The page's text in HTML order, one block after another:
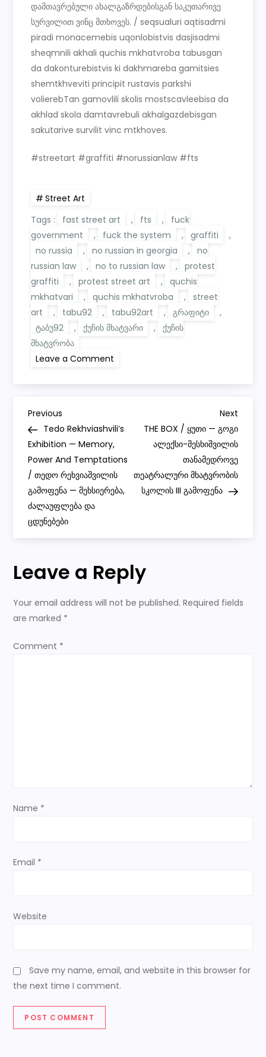
დამთავრებული ახალგაზრდებისგან საკუთარივე
სურვილით ვინც მთხოვეს. / seqsualuri aqtisadmi
piradi monacemebis uqonlobistvis dasjisadmi
sheqmnili akhali quchis mkhatvroba tabusgan
da dakonturebistvis ki dakhmareba gamitsies
shemtkhveviti principit rustavis parkshi
volierebTan gamovlili skolis mostscavleebisa da
akhlad skola damtavrebuli akhalgazdebisgan
sakutarive survilit vinc mtkhoves.
#streetart #graffiti #norussianlaw #fts
Street Art
Tags :
fast street art , fts ,
fuck
government
, fuck the system , graffiti
,
no russia
, no russian in georgia ,
no
russian law
, no to russian law ,
protest
graffiti
, protest street art ,
quchis
mkhatvari
, quchis mkhatvroba ,
street
art
, tabu92 , tabu92art , გრაფიტი
,
ტაბუ92
, ქუჩის მხატვარი ,
ქუჩის
მხატვრობა
Leave a Comment
პირადი
ახალი
მხატვრობა
P
o
s
t
n
v
i
g
Previous
Post
Previous
Tedo Rekhviashvili’s
Exhibition — Memory,
Power And Temptations
/ თედო რეხვიაშვილის
გამოფენა — მეხსიერება,
ძალაუფლება და
ცდუნებები
Next
Post
Next
THE BOX / ყუთი — გოგი
ალექსი-მესხიშვილის
თანამედროვე
თეატრალური მხატვრობის
სკოლის III გამოფენა
Leave a Reply
Your email address will not be published. Required fields
are marked *
Comment *
Name *
Email *
Website
Save my name, email, and website in this browser for
the next time I comment.